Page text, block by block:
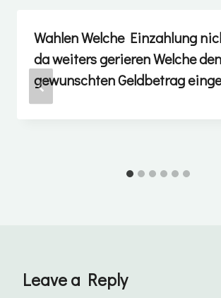
Wahlen Welche Einzahlung
da weiters gerieren Welche den
gewunschten Geldbetrag
Leave a Reply